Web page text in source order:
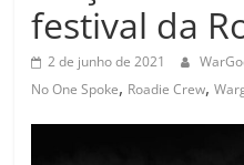
festival da
2 de junho de 2021
No One Spoke, Roadie Crew,